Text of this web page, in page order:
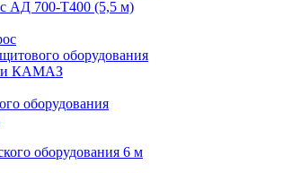
АД 700-Т400 (5,5 м)
оборудования
КАМАЗ
оборудования
оборудования 6 м